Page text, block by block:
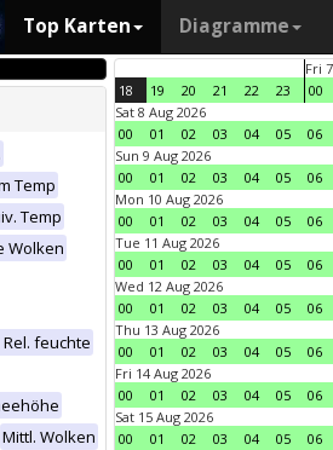
Top Karten Diagramme
Temp
Temp
Wolken
feuchte
Mittl. Wolken
18 19 20 21 22 23
Fri
00
Sat 8 Aug 2026
00
01 02 03 04 05 06
Sun 9 Aug 2026
00
01 02 03 04 05 06
Mon 10 Aug 2026
00
01 02 03 04 05 06
Tue 11 Aug 2026
00
01 02 03 04 05 06
Wed 12 Aug 2026
00
01 02 03 04 05 06
Thu 13 Aug 2026
00
01 02 03 04 05 06
Fri 14 Aug 2026
00
01 02 03 04 05 06
Sat 15 Aug 2026
00
01 02 03 04 05 06